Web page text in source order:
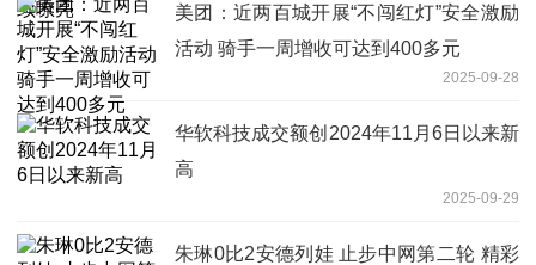
美团：近两百城开展“不闯红灯”安全激励
活动 骑手一周增收可达到400多元
2025-09-28
华软科技成交额创2024年11月6日以来新
高
2025-09-29
朱琳0比2安德列娃 止步中网第二轮 精彩